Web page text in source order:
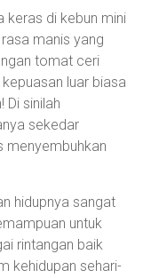
keras di kebun mini
manis yang
tomat ceri
luar biasa
Di sinilah
sekedar
menyembuhkan
hidupnya sangat
untuk
rintangan baik
kehidupan sehari-